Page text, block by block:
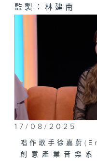
監製：林建南
17/08/2025
唱作歌手徐嘉蔚
創意產業音樂